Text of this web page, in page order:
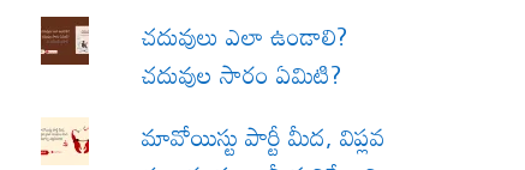
చదువులు ఎలా ఉండాలి?
చదువుల సారం ఏమిటి?
మావోయిస్టు పార్టీ మీద, విప్లవ